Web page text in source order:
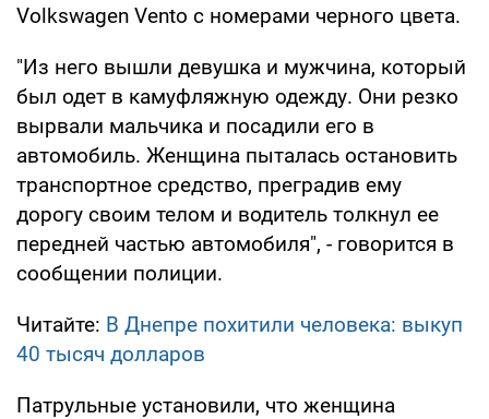
Volkswagen Vento с номерами черного цвета.
"Из него вышли девушка и мужчина, который
был одет в камуфляжную одежду. Они резко
вырвали мальчика и посадили его в
автомобиль. Женщина пыталась остановить
транспортное средство, преградив ему
дорогу своим телом и водитель толкнул ее
передней частью автомобиля", - говорится в
сообщении полиции.
Читайте: В Днепре похитили человека: выкуп
40 тысяч долларов
Патрульные установили, что женщина